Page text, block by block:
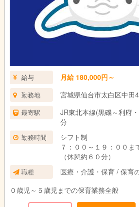
給与 月給 180,000円～
勤務地 宮城県仙台市太白区中
最寄駅
JR東北本線(黒磯～利府
分
勤務時間
シフト制
７：００～１９：００ま
（休憩約６０分）
職種
医療・介護・保育 / 保育
０歳児～５歳児までの保育業務全般